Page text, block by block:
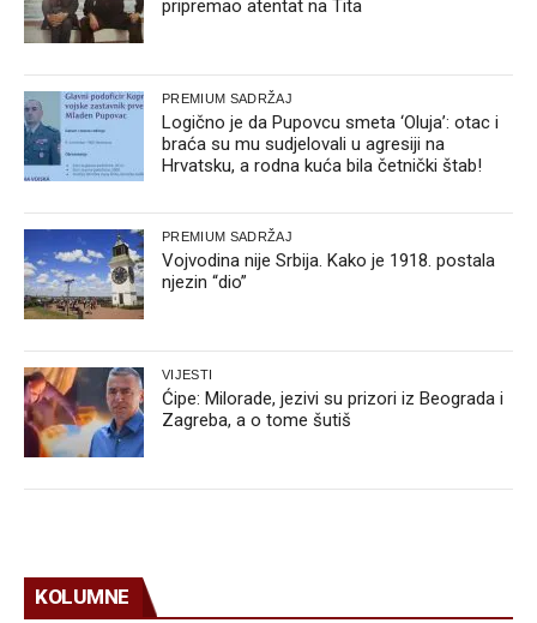
pripremao atentat na Tita
PREMIUM SADRŽAJ
Logično je da Pupovcu smeta ‘Oluja’: otac i
braća su mu sudjelovali u agresiji na
Hrvatsku, a rodna kuća bila četnički štab!
PREMIUM SADRŽAJ
Vojvodina nije Srbija. Kako je 1918. postala
njezin “dio”
VIJESTI
Ćipe: Milorade, jezivi su prizori iz Beograda i
Zagreba, a o tome šutiš
KOLUMNE